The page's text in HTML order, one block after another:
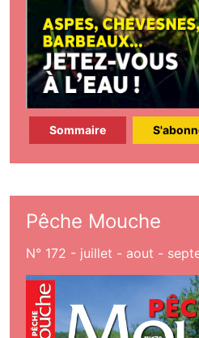
Sommaire
Pêche Mouche
N° 172 - juillet - aout -